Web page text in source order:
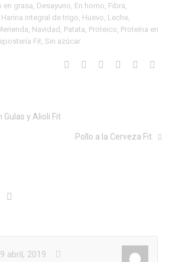
en grasa Desayuno En horno Fibra
Harina integral de trigo Huevo Leche
Navidad Patata Proteico Proteína en
Fit Sin azúcar
Gulas y Alioli Fit
Pollo a la Cerveza Fit
abril, 2019